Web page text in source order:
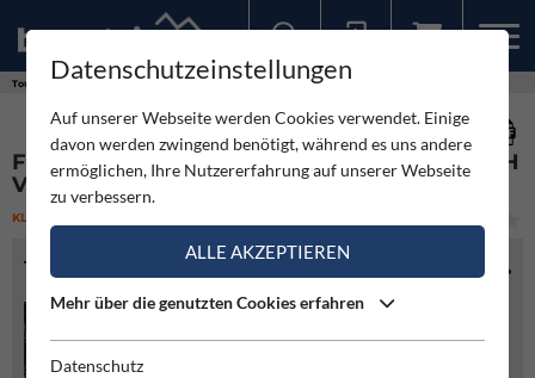
Touren Ferrata Mojstrana - Pot mojstranških veveric
FERRATA MOJSTRANA - POT MOJSTRANŠKIH
VEVERIC
KLETTERSTEIG
TOURENINFO
Datenschutzeinstellungen
Auf unserer Webseite werden Cookies verwendet. Einige
davon werden zwingend benötigt, während es uns andere
ermöglichen, Ihre Nutzererfahrung auf unserer Webseite
zu verbessern.
ALLE AKZEPTIEREN
Mehr über die genutzten Cookies erfahren
Datenschutz